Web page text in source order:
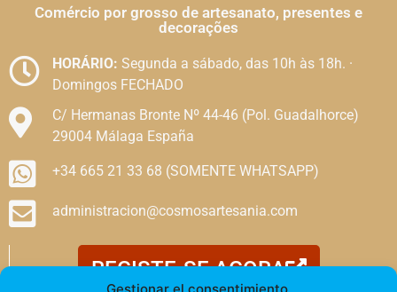
Comércio por grosso de artesanato, presentes e
decorações
HORÁRIO: Segunda a sábado, das 10h às 18h. ·
Domingos FECHADO
C/ Hermanas Bronte Nº 44-46 (Pol. Guadalhorce)
29004 Málaga España
+34 665 21 33 68 (SOMENTE WHATSAPP)
administracion@cosmosartesania.com
REGISTE-SE AGORA